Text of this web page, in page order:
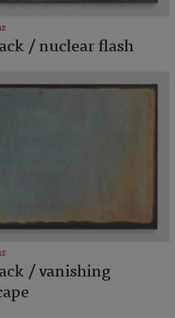
/ nuclear flash
/ vanishing